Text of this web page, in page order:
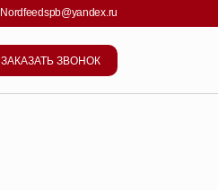
Nordfeedspb@yandex.ru
ЗАКАЗАТЬ ЗВОНОК